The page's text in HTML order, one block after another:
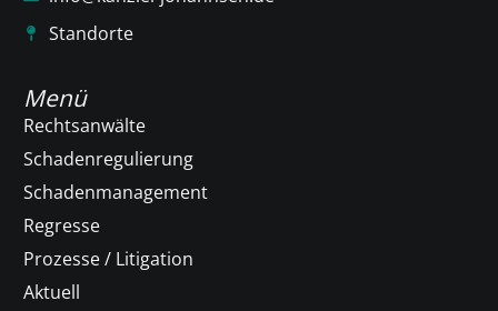
Standorte
Menü
Rechtsanwälte
Schadenregulierung
Schadenmanagement
Regresse
Prozesse / Litigation
Aktuell